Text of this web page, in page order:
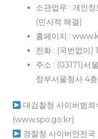
소관업무 : 개인
(민사적 해결)
홈페이지 :
전화 : (국번없이)
주소 : (03171)서
정부서울청사 4층
대검찰청 사이버범
(www.spo.go.kr)
경찰청 사이버안전국